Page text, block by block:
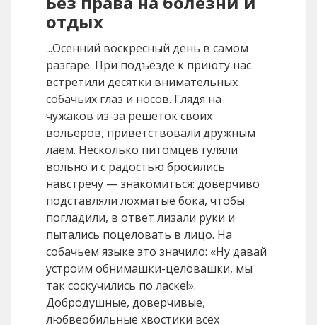
отдых
...Осенний воскресный день в самом
разгаре. При подъезде к приюту нас
встретили десятки внимательных
собачьих глаз и носов. Глядя на
чужаков из-за решеток своих
вольеров, приветствовали дружным
лаем. Несколько питомцев гуляли
вольно и с радостью бросились
навстречу — знакомиться: доверчиво
подставляли лохматые бока, чтобы
погладили, в ответ лизали руки и
пытались поцеловать в лицо. На
собачьем языке это значило: «Ну давай
устроим обнимашки-целовашки, мы
так соскучились по ласке!».
Добродушные, доверчивые,
любвеобильные хвостики всех